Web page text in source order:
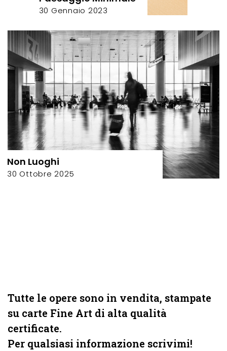
30 Gennaio 2023
Non Luoghi
30 Ottobre 2025
Tutte le opere sono in vendita, stampate
su carte Fine Art di alta qualità
certificate.
Per qualsiasi informazione scrivimi!